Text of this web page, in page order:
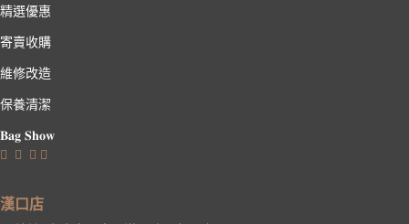
精選優惠
寄賣收購
維修改造
保養清潔
𝐁𝐚𝐠 𝐒𝐡𝐨𝐰
漢口店